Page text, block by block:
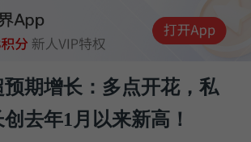
预期增长：多点开花，私
去年1月以来新高！